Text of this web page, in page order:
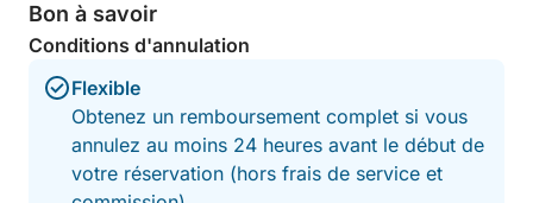
Bon à savoir
Conditions d'annulation
Flexible
Obtenez un remboursement complet si vous
annulez au moins 24 heures avant le début de
votre réservation (hors frais de service et